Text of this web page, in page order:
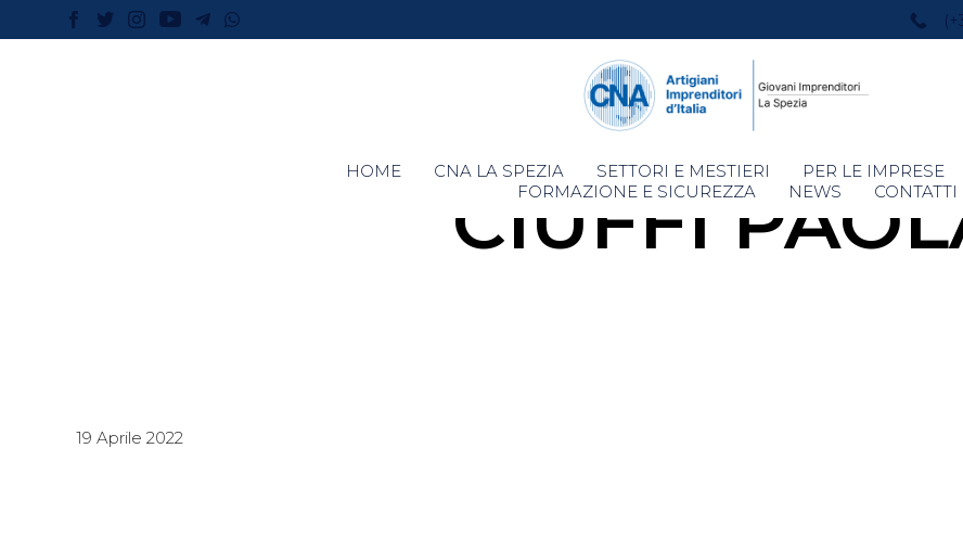
Skip
to
HOME CNA LA SPEZIA SETTORI E MESTIERI PER LE IMPRESE
FORMAZIONE E SICUREZZA
NEWS CONTATTI
CIUFFI
19 Aprile 2022